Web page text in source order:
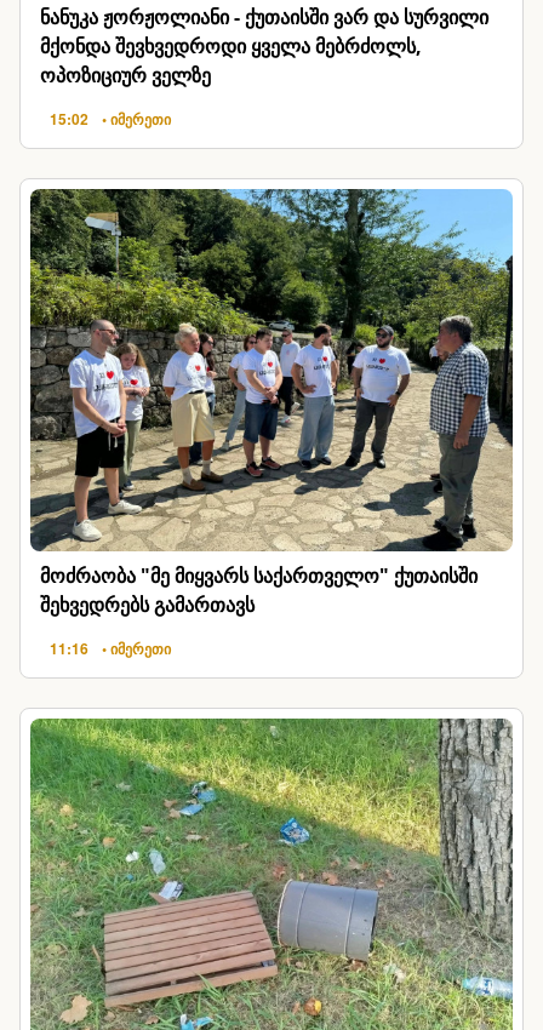
ნანუკა ჟორჟოლიანი - ქუთაისში ვარ და სურვილი
მქონდა შევხვედროდი ყველა მებრძოლს,
ოპოზიციურ ველზე
15:02 • იმერეთი
მოძრაობა "მე მიყვარს საქართველო" ქუთაისში
შეხვედრებს გამართავს
11:16 • იმერეთი